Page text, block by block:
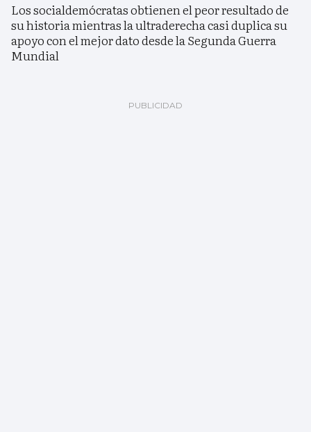
Los socialdemócratas obtienen el peor resultado de
su historia mientras la ultraderecha casi duplica su
apoyo con el mejor dato desde la Segunda Guerra
Mundial